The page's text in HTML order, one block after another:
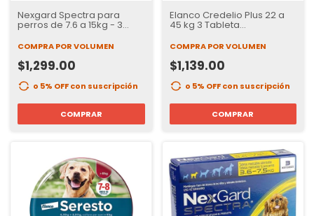
Nexgard Spectra para
perros de 7.6 a 15kg - 3
tabletas
COMPRA POR VOLUMEN
$1,299.00
o 5% OFFcon suscripción
COMPRAR
Elanco Credelio Plus 22 a
45 kg 3 Tableta
Desparasitante interno y
externo para Perros
COMPRA POR VOLUMEN
$1,139.00
o 5% OFFcon suscripción
COMPRAR